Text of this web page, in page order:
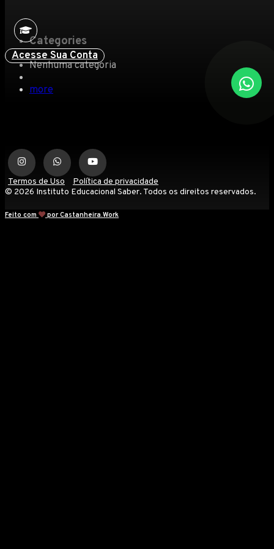
Acesse Sua Conta
Categories
Nenhuma categoria
more
Termos de Uso
Política de privacidade
© 2026 Instituto Educacional Saber. Todos os direitos reservados.
Feito com por Castanheira.Work